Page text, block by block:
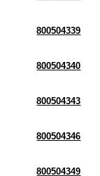
800504339
800504340
800504343
800504346
800504349